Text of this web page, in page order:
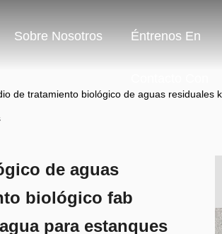
Sobre Nosotros Éntrenos En
de tratamiento biológico de aguas
de aguas
biológico fab
para estanques